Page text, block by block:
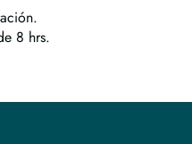
8 hrs.